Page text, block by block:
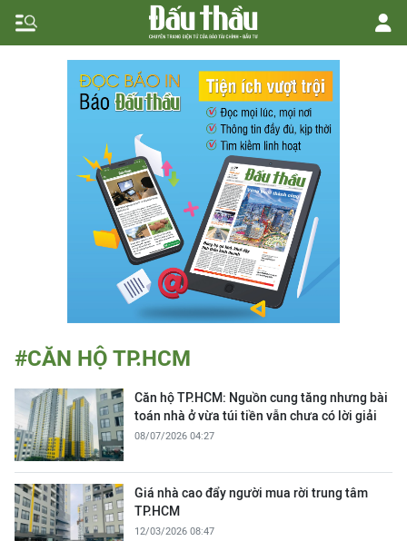
#CĂN HỘ TP.HCM
Căn hộ TP.HCM: Nguồn cung tăng nhưng bài
toán nhà ở vừa túi tiền vẫn chưa có lời giải
08/07/2026 04:27
Giá nhà cao đẩy người mua rời trung tâm
TP.HCM
12/03/2026 08:47